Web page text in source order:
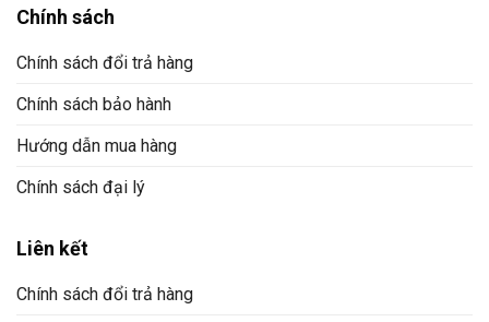
Chính sách
Chính sách đổi trả hàng
Chính sách bảo hành
Hướng dẫn mua hàng
Chính sách đại lý
Liên kết
Chính sách đổi trả hàng